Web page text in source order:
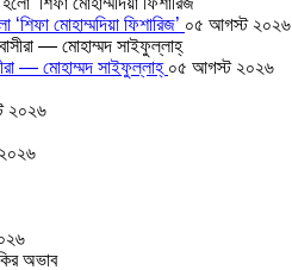
মোহাম্মদিয়া ফিশারিজ’ ০৫ আগস্ট ২০২৬
— মোহাম্মদ সাইফুল্লাহ্ ০৫ আগস্ট ২০২৬
২০২৬